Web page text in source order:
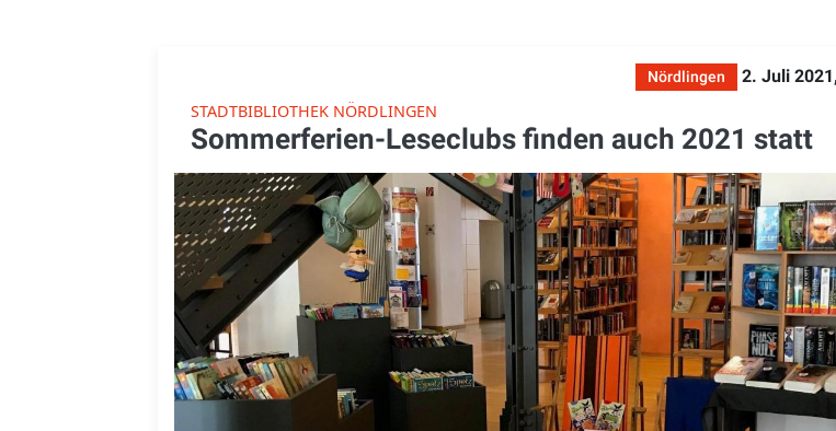
Nördlingen
2. Juli
STADTBIBLIOTHEK NÖRDLINGEN
Sommerferien-Leseclubs finden auch 2021 statt